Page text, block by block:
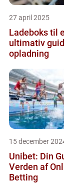
27 april 2025
Ladeboks til
ultimativ
opladning
15 december
Unibet: Din
Verden af
Betting